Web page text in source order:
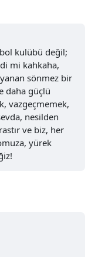
kulübü değil;
mi kahkaha,
sönmez bir
daha güçlü
vazgeçmemek,
nesilden
ve biz, her
yürek